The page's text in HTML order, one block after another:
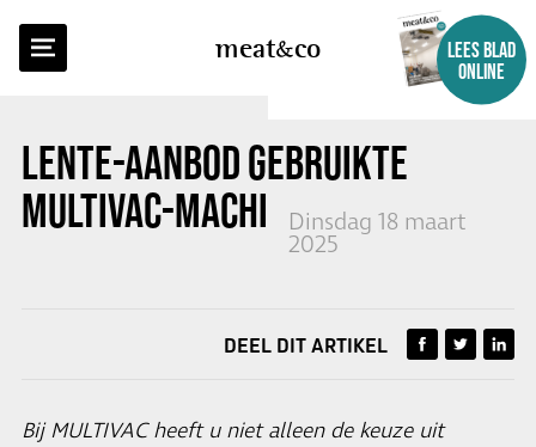
meatco
LEES BLAD
ONLINE
LENTE-AANBOD GEBRUIKTE
MULTIVAC-MACHINESDinsdag 18 maart
2025
TERUG NAAR OVERZICHT
DEEL DIT ARTIKEL
Bij MULTIVAC heeft u niet alleen de keuze uit